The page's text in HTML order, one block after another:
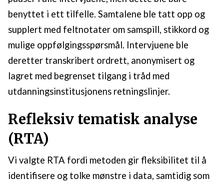
benyttet i ett tilfelle. Samtalene ble tatt opp og
supplert med feltnotater om samspill, stikkord og
mulige oppfølgingsspørsmål. Intervjuene ble
deretter transkribert ordrett, anonymisert og
lagret med begrenset tilgang i tråd med
utdanningsinstitusjonens retningslinjer.
Refleksiv tematisk analyse
(RTA)
Vi valgte RTA fordi metoden gir fleksibilitet til å
identifisere og tolke mønstre i data, samtidig som